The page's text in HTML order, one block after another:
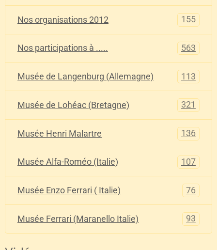
Nos organisations 2012 155
Nos participations à ..... 563
Musée de Langenburg (Allemagne) 113
Musée de Lohéac (Bretagne) 321
Musée Henri Malartre 136
Musée Alfa-Roméo (Italie) 107
Musée Enzo Ferrari ( Italie) 76
Musée Ferrari (Maranello Italie) 93